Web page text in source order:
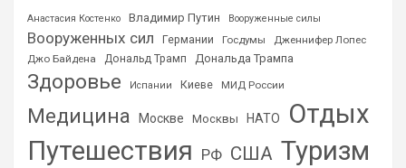
Анастасия Костенко Владимир Путин Вооруженные силы
Вооруженных сил Германии Госдумы
Дженнифер Лопес
Джо Байдена
Дональд Трамп Дональда Трампа
Здоровье Испании Киеве МИД России
Медицина Москве Москвы НАТО
Отдых
Путешествия РФ США Туризм